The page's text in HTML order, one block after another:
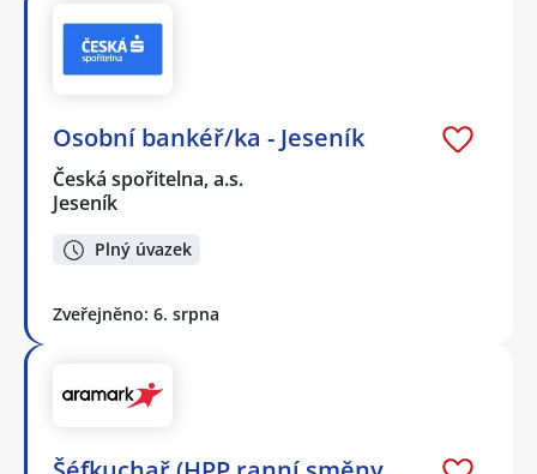
Osobní bankéř/ka - Jeseník
Česká spořitelna, a.s.
Jeseník
Plný úvazek
Zveřejněno: 6. srpna